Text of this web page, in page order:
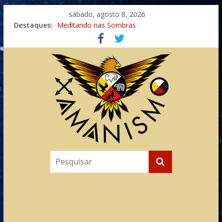
sábado, agosto 8, 2026
Destaques: Meditando nas Sombras
Autosuficiência: A Jornada do Espírito Ancestral
Xamanismo Universal
Totens – Caminho Espiritual – Crescimento
Imaginação na Cura